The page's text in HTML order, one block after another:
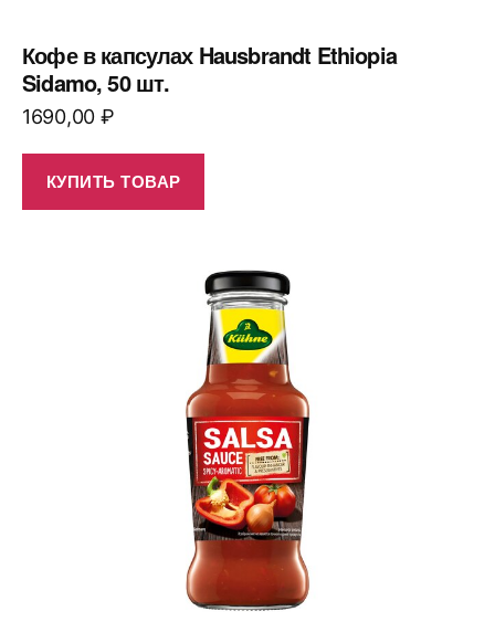
Кофе в капсулах Hausbrandt Ethiopia
Sidamo, 50 шт.
1690,00 ₽
КУПИТЬ ТОВАР